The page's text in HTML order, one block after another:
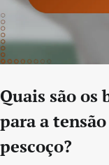
Quais são os
para a
pescoço?